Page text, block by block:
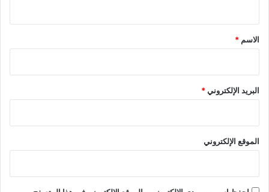
*
الاسم *
البريد الإلكتروني*
الموقع الإلكتروني